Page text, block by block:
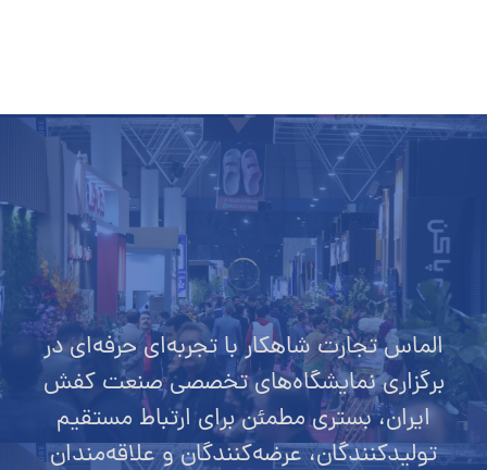
الماس تجارت شاهکار با تجربه‌ای حرفه‌ای در
برگزاری نمایشگاه‌های تخصصی صنعت کفش
ایران، بستری مطمئن برای ارتباط مستقیم
تولیدکنندگان، عرضه‌کنندگان و علاقه‌مندان